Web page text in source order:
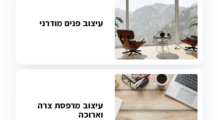
עיצוב פנים מודרני
עיצוב מרפסת צרה
וארוכה